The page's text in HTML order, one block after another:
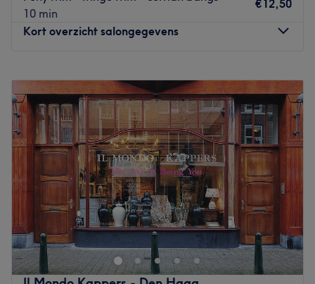
Betalen kan met Pin/Maestro
10 min
€12,50
Kort overzicht salongegevens
Dinsdag
Woensdag
10:00 –17:00
Donderdag
10:00 –17:00
Vrijdag
10:00 –17:00
Zaterdag
10:00 –16:00
Zondag
Gesloten
Bij two two seven in Den Haag zijn ze gespecialiseerd in
traditionele en creatieve kniptechnieken. Ze geven je
advies over welk kapsel goed bij je past en houden
rekening met je haartype, gezichtsvorm, figuur, levensstijl
en persoonlijkheid. Bij alle behandelingen krijg je een